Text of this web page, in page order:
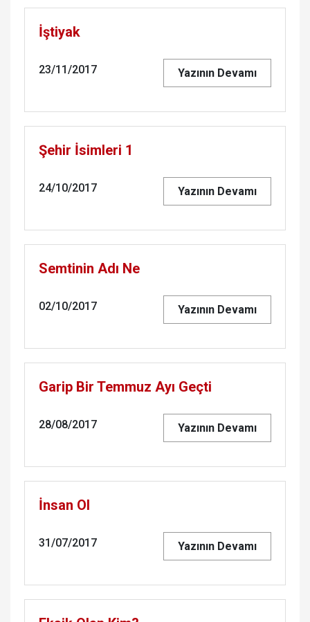
İştiyak
23/11/2017 Yazının Devamı
Şehir İsimleri 1
24/10/2017 Yazının Devamı
Semtinin Adı Ne
02/10/2017 Yazının Devamı
Garip Bir Temmuz Ayı Geçti
28/08/2017 Yazının Devamı
İnsan Ol
31/07/2017 Yazının Devamı